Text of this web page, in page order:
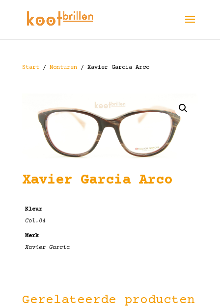
Start/ Monturen/ Xavier Garcia Arco
Xavier Garcia Arco
Kleur
Col.04
Merk
Xavier Garcia
Gerelateerde producten